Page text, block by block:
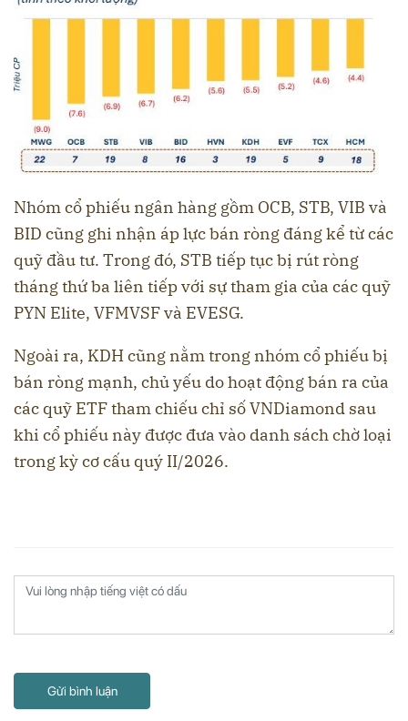
Nhóm cổ phiếu ngân hàng gồm OCB, STB, VIB và
BID cũng ghi nhận áp lực bán ròng đáng kể từ các
quỹ đầu tư. Trong đó, STB tiếp tục bị rút ròng
tháng thứ ba liên tiếp với sự tham gia của các quỹ
PYN Elite, VFMVSF và EVESG.
Ngoài ra, KDH cũng nằm trong nhóm cổ phiếu bị
bán ròng mạnh, chủ yếu do hoạt động bán ra của
các quỹ ETF tham chiếu chỉ số VNDiamond sau
khi cổ phiếu này được đưa vào danh sách chờ loại
trong kỳ cơ cấu quý II/2026.
Gửi bình luận